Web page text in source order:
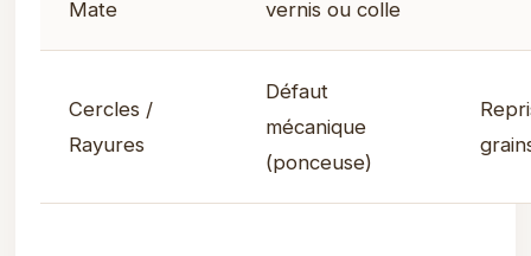
Mate vernis ou colle
Cercles /
Rayures
Défaut
mécanique
(ponceuse)